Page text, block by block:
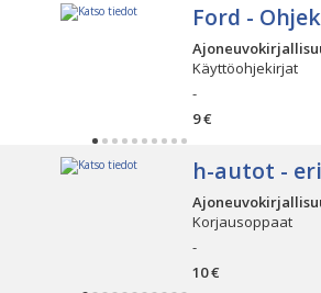
Ford -
Käyttöohjekirjat
-
9 €
h-autot -
Korjausoppaat
-
10 €